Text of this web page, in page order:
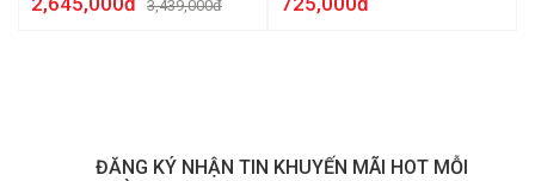
3,439,000đ
ĐĂNG KÝ NHẬN TIN KHUYẾN MÃI HOT MỖI